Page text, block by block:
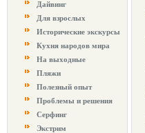
Дайвинг
Для взрослых
Исторические экскурсы
Кухня народов мира
На выходные
Пляжи
Полезный опыт
Проблемы и решения
Серфинг
Экстрим